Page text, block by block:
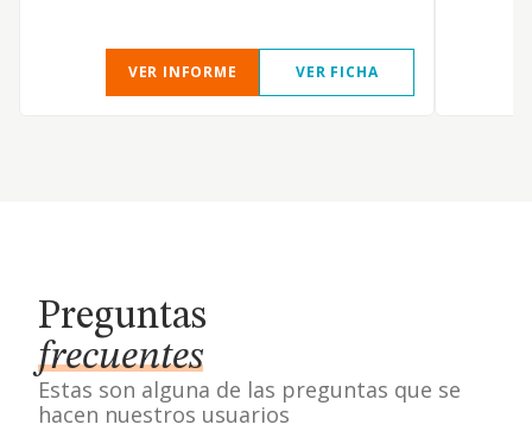
VER INFORME VER FICHA
Preguntas
frecuentes
Estas son alguna de las preguntas que se
hacen nuestros usuarios